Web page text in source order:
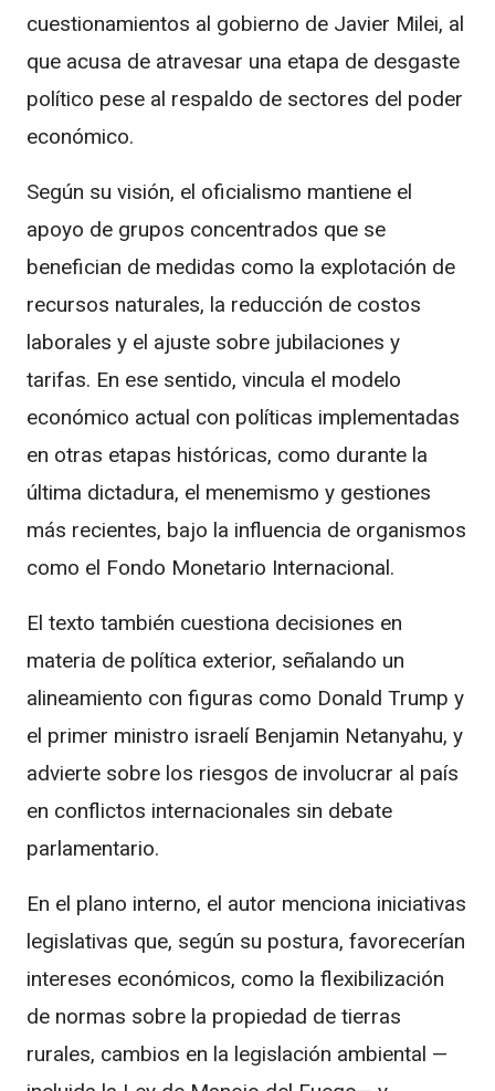
cuestionamientos al gobierno de Javier Milei, al
que acusa de atravesar una etapa de desgaste
político pese al respaldo de sectores del poder
económico.
Según su visión, el oficialismo mantiene el
apoyo de grupos concentrados que se
benefician de medidas como la explotación de
recursos naturales, la reducción de costos
laborales y el ajuste sobre jubilaciones y
tarifas. En ese sentido, vincula el modelo
económico actual con políticas implementadas
en otras etapas históricas, como durante la
última dictadura, el menemismo y gestiones
más recientes, bajo la influencia de organismos
como el Fondo Monetario Internacional.
El texto también cuestiona decisiones en
materia de política exterior, señalando un
alineamiento con figuras como Donald Trump y
el primer ministro israelí Benjamin Netanyahu, y
advierte sobre los riesgos de involucrar al país
en conflictos internacionales sin debate
parlamentario.
En el plano interno, el autor menciona iniciativas
legislativas que, según su postura, favorecerían
intereses económicos, como la flexibilización
de normas sobre la propiedad de tierras
rurales, cambios en la legislación ambiental —